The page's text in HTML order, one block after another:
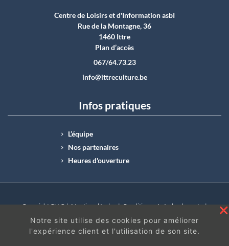
Centre de Loisirs et d'Information asbI
Rue de la Montagne, 36
1460 Ittre
Plan d’accès
067/64.73.23
info@ittreculture.be
Infos pratiques
L’équipe
Nos partenaires
Heures d'ouverture
Copyright CLI © | Mentions légales | Conditions générales de vente |
N°Entreprise : BE0414.742.009 |
BE50 0012 6285 4518
Notre site utilise des cookies pour améliorer
l'expérience client et l'utilisation de son site.